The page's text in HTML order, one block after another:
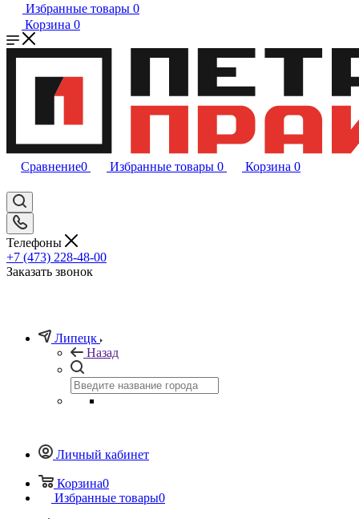
Избранные товары 0
Корзина 0
Сравнение0 Избранные товары 0 Корзина 0
Телефоны
+7 (473) 228-48-00
Заказать звонок
Липецк
Назад
Личный кабинет
Корзина0
Избранные товары0